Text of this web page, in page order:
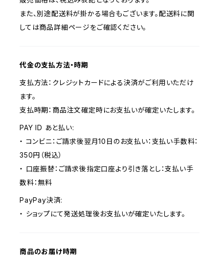
また、別途配送料が掛かる場合もございます。配送料に関
しては商品詳細ページをご確認ください。
代金の支払方法・時期
支払方法：クレジットカードによる決済がご利用いただけ
ます。
支払時期：商品注文確定時にお支払いが確定いたします。
PAY ID あと払い:
・ コンビニ：ご請求後翌月10日のお支払い：支払い手数料：
350円（税込）
・ 口座振替：ご請求後指定口座より引き落とし：支払い手
数料：無料
PayPay決済:
・ ショップにて発送処理後お支払いが確定いたします。
商品のお届け時期